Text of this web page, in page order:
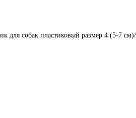
для собак пластиковый размер 4 (5-7